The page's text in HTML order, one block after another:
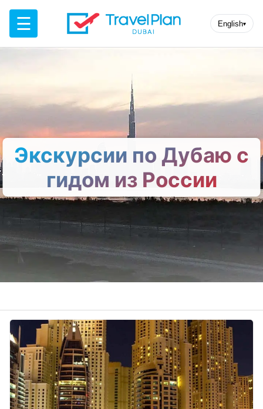
☰ English▾
Экскурсии по Дубаю с
гидом из России